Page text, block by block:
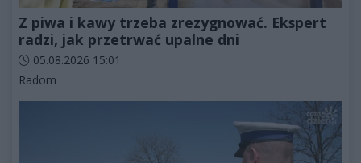
Z piwa i kawy trzeba zrezygnować. Ekspert
radzi, jak przetrwać upalne dni
Data dodania artykułu:
05.08.2026 15:01
Kategorie artykułu:
Radom